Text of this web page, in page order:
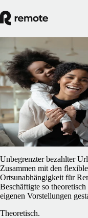
Blog/Globale HR
Unbegrenzter
funktioniert
ByBarbara
Unbegrenzter bezahlter
Zusammen mit den
Ortsunabhängigkeit für
Beschäftigte so
eigenen Vorstellungen
Theoretisch.